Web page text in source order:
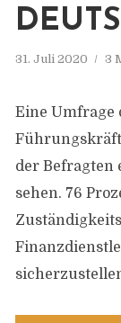
31. Juli 2020 3
Eine Umfrage
der Befragten
sehen. 76